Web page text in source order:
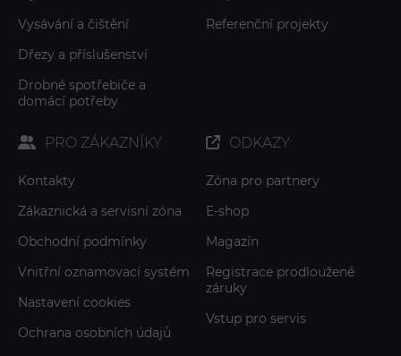
Vysávání a čištění
Dřezy a příslušenství
Drobné spotřebiče a
domácí potřeby
Referenční projekty
PRO ZÁKAZNÍKY
Kontakty
Zákaznická a servisní zóna
Obchodní podmínky
Vnitřní oznamovací systém
Nastavení cookies
Ochrana osobních údajů
ODKAZY
Zóna pro partnery
E-shop
Magazín
Registrace prodloužené
záruky
Vstup pro servis